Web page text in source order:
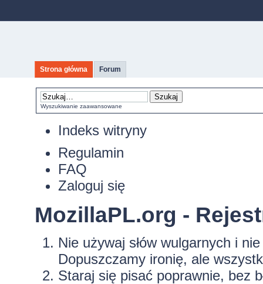
Strona główna Forum
Wyszukiwanie zaawansowane
Indeks witryny
Regulamin
FAQ
Zaloguj się
MozillaPL.org -
Nie używaj słów wulgarnych i
Dopuszczamy ironię, ale
Staraj się pisać poprawnie, bez